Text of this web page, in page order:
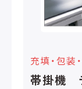
充填・包装
帯掛機